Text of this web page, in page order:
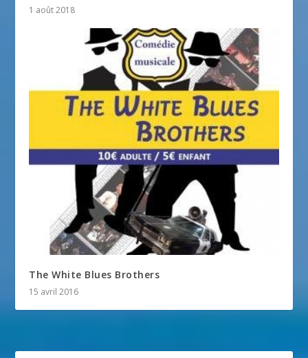
1 août 2018
The White Blues Brothers
15 avril 2016